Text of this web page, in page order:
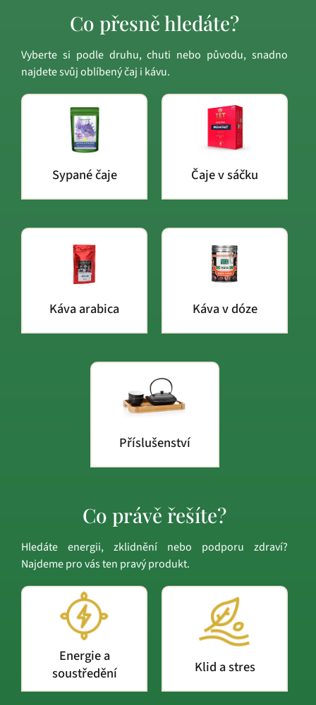
Co přesně hledáte?
Vyberte si podle druhu, chuti nebo původu, snadno
najdete svůj oblíbený čaj i kávu.
Sypané čaje Čaje v sáčku
Káva arabica Káva v dóze
Příslušenství
Co právě řešíte?
Hledáte energii, zklidnění nebo podporu zdraví?
Najdeme pro vás ten pravý produkt.
Energie a
soustředění
Klid a stres